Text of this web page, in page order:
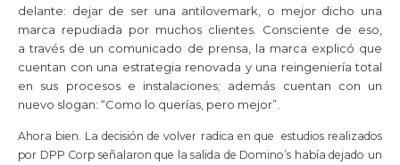
delante: dejar de ser una antilovemark, o mejor dicho una
marca repudiada por muchos clientes. Consciente de eso,
a través de un comunicado de prensa, la marca explicó que
cuentan con una estrategia renovada y una reingeniería total
en sus procesos e instalaciones; además cuentan con un
nuevo slogan: “Como lo querías, pero mejor”.
Ahora bien. La decisión de volver radica en que estudios realizados
por DPP Corp señalaron que la salida de Domino’s había dejado un